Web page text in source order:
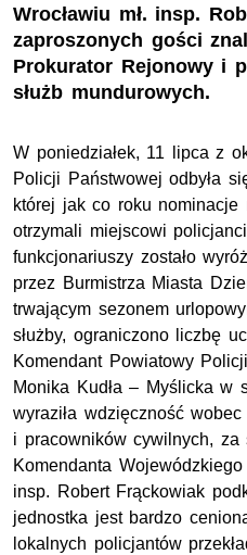
Wrocławiu mł. insp.
zaproszonych gości
Prokurator Rejonowy i
służb mundurowych.
W poniedziałek, 11 lipca z
Policji Państwowej odbyła
której jak co roku
otrzymali miejscowi
funkcjonariuszy zostało
przez Burmistrza Miasta
trwającym sezonem
służby, ograniczono liczbę
Komendant Powiatowy
Monika Kudła – Myślicka w
wyraziła wdzięczność
i pracowników cywilnych, za
Komendanta
insp. Robert Frąckowiak
jednostka jest bardzo
lokalnych policjantów